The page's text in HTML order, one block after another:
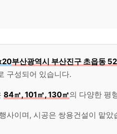
부산광역시 부산진구 초읍동
구성되어 있습니다.
84㎡, 101㎡, 130㎡의 다양한 평
사이며, 시공은 쌍용건설이 맡았